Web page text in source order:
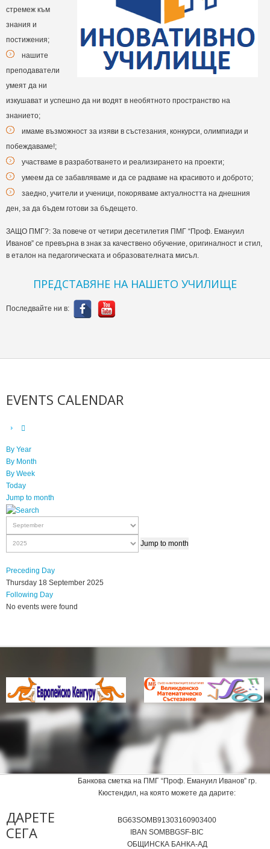
стремеж към
знания и
постижения;
нашите
преподаватели
умеят да ни
изкушават и успешно да ни водят в необятното пространство на
знанието;
имаме възможност за изяви в състезания, конкурси, олимпиади и
побеждаваме!;
участваме в разработването и реализирането на проекти;
умеем да се забавляваме и да се радваме на красивото и доброто;
заедно, учители и ученици, покоряваме актуалността на днешния
ден, за да бъдем готови за бъдещето.
ЗАЩО ПМГ?: За повече от четири десетилетия ПМГ “Проф. Емануил
Иванов” се превърна в знак за качествено обучение, оригиналност и стил,
в еталон на педагогическата и образователната мисъл.
ПРЕДСТАВЯНЕ НА НАШЕТО УЧИЛИЩЕ
Последвайте ни в:
EVENTS CALENDAR
By Year
By Month
By Week
Today
Jump to month
Jump to month
Preceding Day
Thursday 18 September 2025
Following Day
No events were found
ДАРЕТЕ
СЕГА
Банкова сметка на ПМГ “Проф. Емануил Иванов” гр.
Кюстендил, на която можете да дарите:
BG63SOMB91303160903400
IВAN SOMBBGSF-BIC
ОБЩИНСКА БАНКА-АД